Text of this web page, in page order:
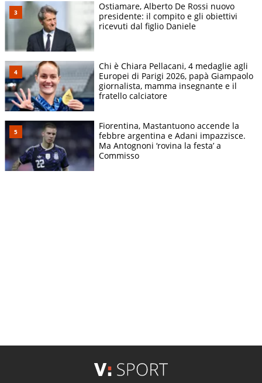
Ostiamare, Alberto De Rossi nuovo
presidente: il compito e gli obiettivi
ricevuti dal figlio Daniele
Chi è Chiara Pellacani, 4 medaglie agli
Europei di Parigi 2026, papà Giampaolo
giornalista, mamma insegnante e il
fratello calciatore
Fiorentina, Mastantuono accende la
febbre argentina e Adani impazzisce.
Ma Antognoni ‘rovina la festa’ a
Commisso